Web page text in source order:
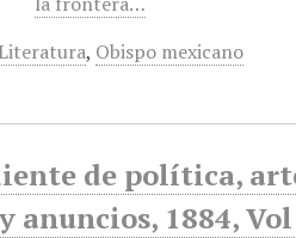
Literatura, Obispo mexicano
de política,
1884, Vol